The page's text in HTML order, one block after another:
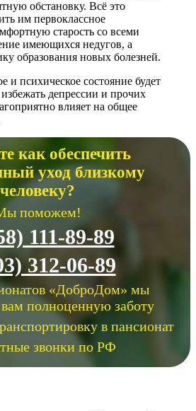
обстановку. Всё это
им первоклассное
старость со всеми
имеющихся недугов, а
образования новых болезней.
и психическое состояние будет
депрессии и прочих
влияет на общее
как обеспечить
уход близкому
человеку?
поможем!
111-89-89
312-06-89
«ДоброДом» мы
полноценную заботу
в пансионат
звонки по РФ